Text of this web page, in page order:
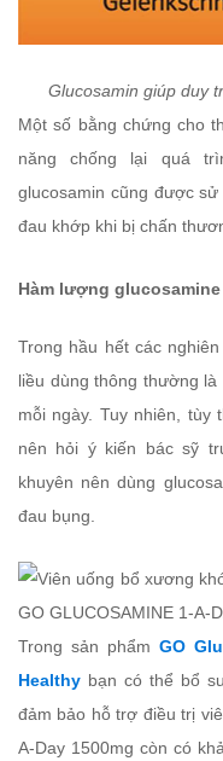
Glucosamin giúp duy
Một số bằng chứng cho
năng chống lại quá
glucosamin cũng được
đau khớp khi bị chấn
Hàm lượng
Trong hầu hết các
liều dùng thông thường
mỗi ngày. Tuy nhiên, tùy
nên hỏi ý kiến bác sỹ
khuyên nên dùng
đau bụng.
Trong sản phẩm GO
Healthy bạn có thể bổ
đảm bảo hỗ trợ điều trị
A-Day 1500mg còn có